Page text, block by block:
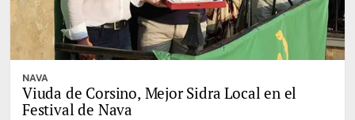
NAVA
Viuda de Corsino, Mejor Sidra Local en el
Festival de Nava